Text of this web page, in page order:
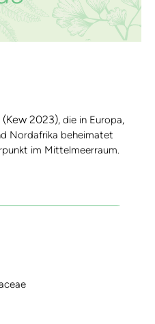
(Kew 2023), die in Europa,
Nordafrika beheimatet
im Mittelmeerraum.